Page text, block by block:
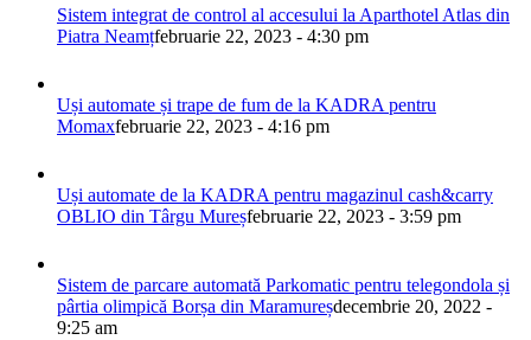
Sistem integrat de control al accesului la Aparthotel Atlas din
Piatra Neamțfebruarie 22, 2023 - 4:30 pm
Uși automate și trape de fum de la KADRA pentru
Momaxfebruarie 22, 2023 - 4:16 pm
Uși automate de la KADRA pentru magazinul cash&carry
OBLIO din Târgu Mureșfebruarie 22, 2023 - 3:59 pm
Sistem de parcare automată Parkomatic pentru telegondola și
pârtia olimpică Borșa din Maramureșdecembrie 20, 2022 -
9:25 am